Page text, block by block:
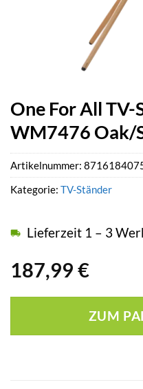
One For All
WM7476 Oak/
187,99 €
Lieferzeit 1 – 3
ZUM
Artikelnummer:
Kategorie: TV-Ständer